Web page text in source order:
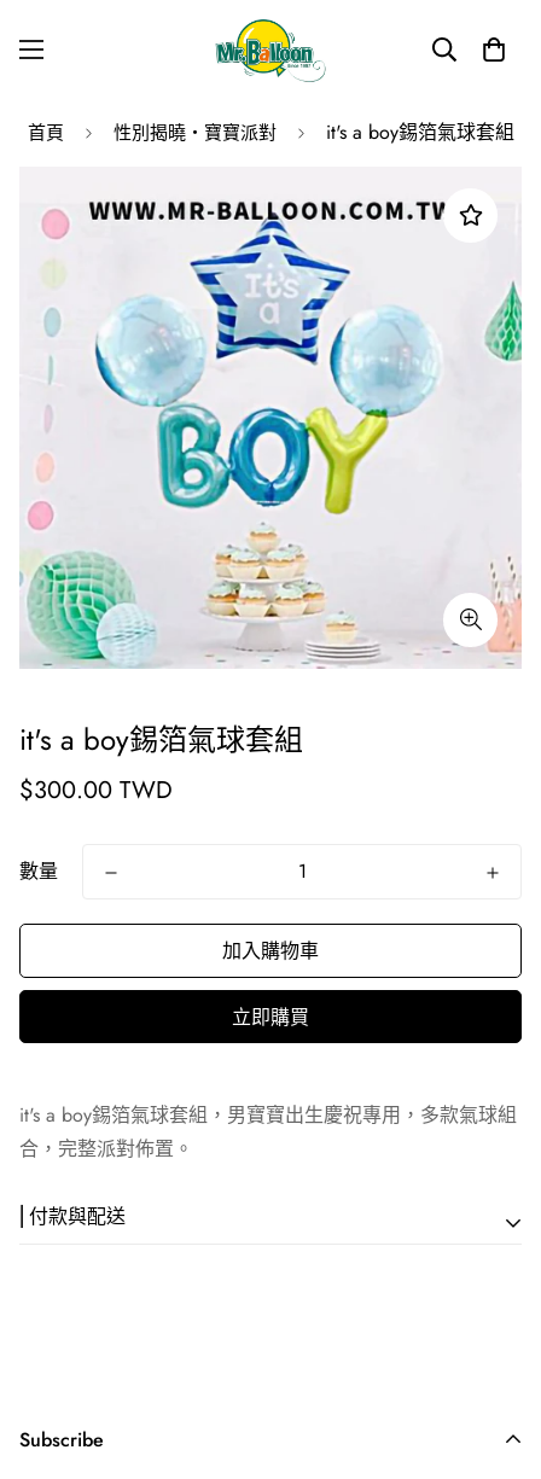
首頁 性別揭曉・寶寶派對 it's a boy錫箔氣球套組
it's a boy錫箔氣球套組
原
$300.00 TWD
數量
加入購物車
立即購買
it's a boy錫箔氣球套組，男寶寶出生慶祝專用，多款氣球組
合，完整派對佈置。
⎢付款與配送
帳號：248-001-026903
Subscribe